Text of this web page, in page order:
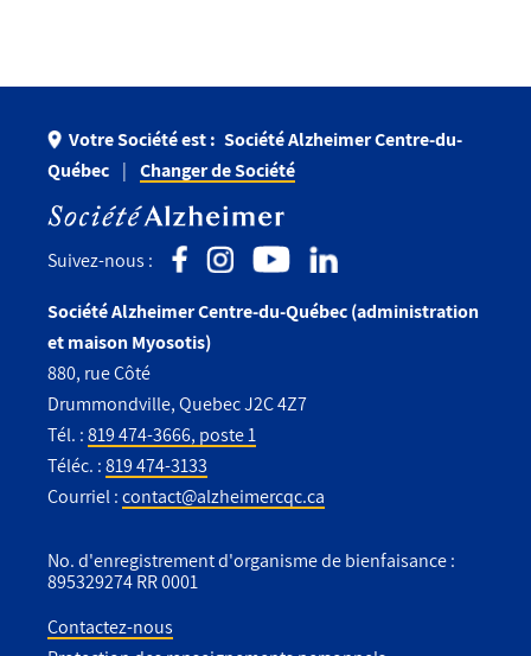
Votre Société est : Société Alzheimer Centre-du-
Québec
Changer de Société
Suivez-nous :
Société Alzheimer Centre-du-Québec (administration
et maison Myosotis)
880, rue Côté
Drummondville, Quebec J2C 4Z7
Tél. :819 474-3666, poste 1
Téléc. :819 474-3133
Courriel :contact@alzheimercqc.ca
No. d'enregistrement d'organisme de bienfaisance :
895329274 RR 0001
Contactez-nous